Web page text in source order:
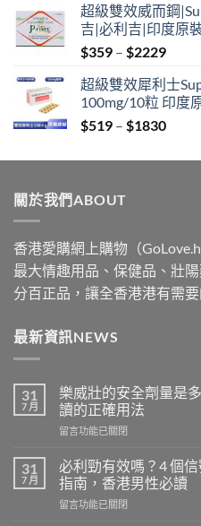
$379
$2229
超級雙效威而鋼
吉|必利吉|印度原
$359 – $2229Price
$359
$2229
超級雙效犀利士
100mg/10粒 印度
$519 – $1830Price
$519
關於我們ABOUT
香港愛購網上購物（
最大情趣用品、保健品、壯
分百正品，讓全香港港有需
最新資訊NEWS
31
7 月
樂威壯的安全劑量是
讀的正確用法
在
威
壯
的
安
留言功能已關閉
31
7 月
必利勁有效嗎？4 個
指南，香港男性必讀
在
留言功能已關閉